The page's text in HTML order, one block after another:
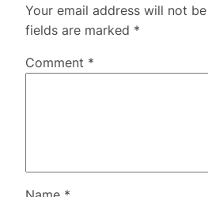
Your email address will not
fields are marked *
Comment *